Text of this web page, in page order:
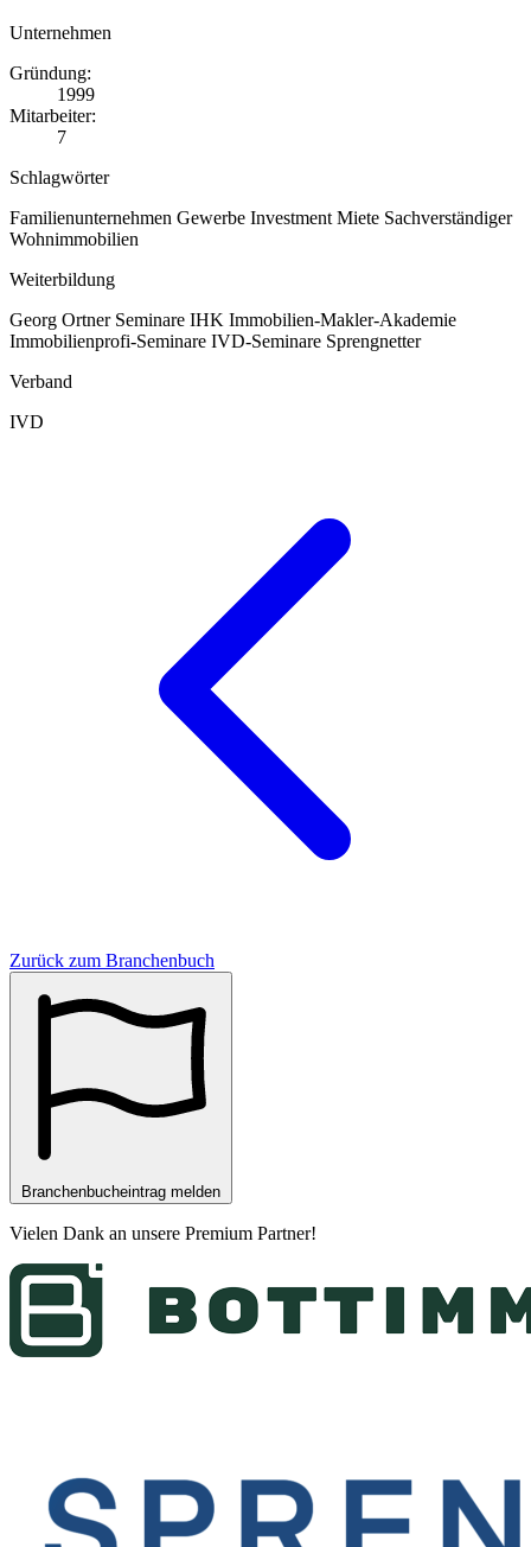
Unternehmen
Gründung:
1999
Mitarbeiter:
7
Schlagwörter
Familienunternehmen Gewerbe Investment Miete Sachverständiger
Wohnimmobilien
Weiterbildung
Georg Ortner Seminare IHK Immobilien-Makler-Akademie
Immobilienprofi-Seminare IVD-Seminare Sprengnetter
Verband
IVD
Zurück zum Branchenbuch
Branchenbucheintrag melden
Vielen Dank an unsere Premium Partner!